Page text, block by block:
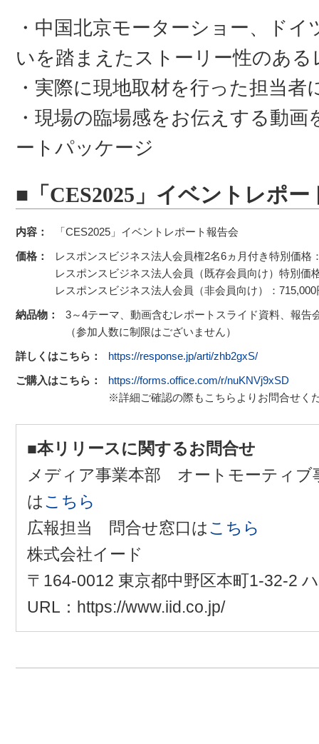
・中国北京モーターショー、ド
いを踏まえたストーリー性のある
・実際に現地取材を行った担当
・現場の臨場感をお伝えする動
ートパッケージ
■「CES2025」イベントレポ
内容：
「CES2025」イベントレポート報告会
価格：
レスポンスビジネス法人会員権2名6ヵ月付き特別価格
レスポンスビジネス法人会員（既存会員向け）特別価
レスポンスビジネス法人会員（非会員向け）：
納品物：
3～4テーマ、動画含むレポートスライド資料、報
（参加人数に制限はございません）
詳しくはこちら：
https://response.jp/arti/zhb2gxS/
ご購入はこちら：
https://forms.office.com/r/nuKNVj9xSD
※詳細ご確認の際もこちらよりお問合せく
■本リリースに関するお問合せ
メディア事業本部 オートモーティ
はこちら
広報担当 問合せ窓口はこちら
株式会社イード
〒164-0012 東京都中野区本町1-32-2
URL：https://www.iid.co.jp/